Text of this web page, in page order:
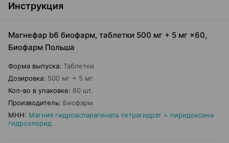
Инструкция
Магнефар b6 биофарм, таблетки 500 мг + 5 мг ×60,
Биофарм Польша
Форма выпуска: Таблетки
Дозировка: 500 мг + 5 мг
Кол-во в упаковке: 60 шт.
Производитель: Биофарм
МНН: Магния гидроаспарагината тетрагидрат + пиридоксина
гидрохлорид